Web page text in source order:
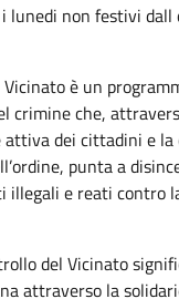
non festivi dall
Vicinato è un
crimine che,
attiva dei cittadini e la
punta a
illegali e reati contro
del Vicinato
attraverso la